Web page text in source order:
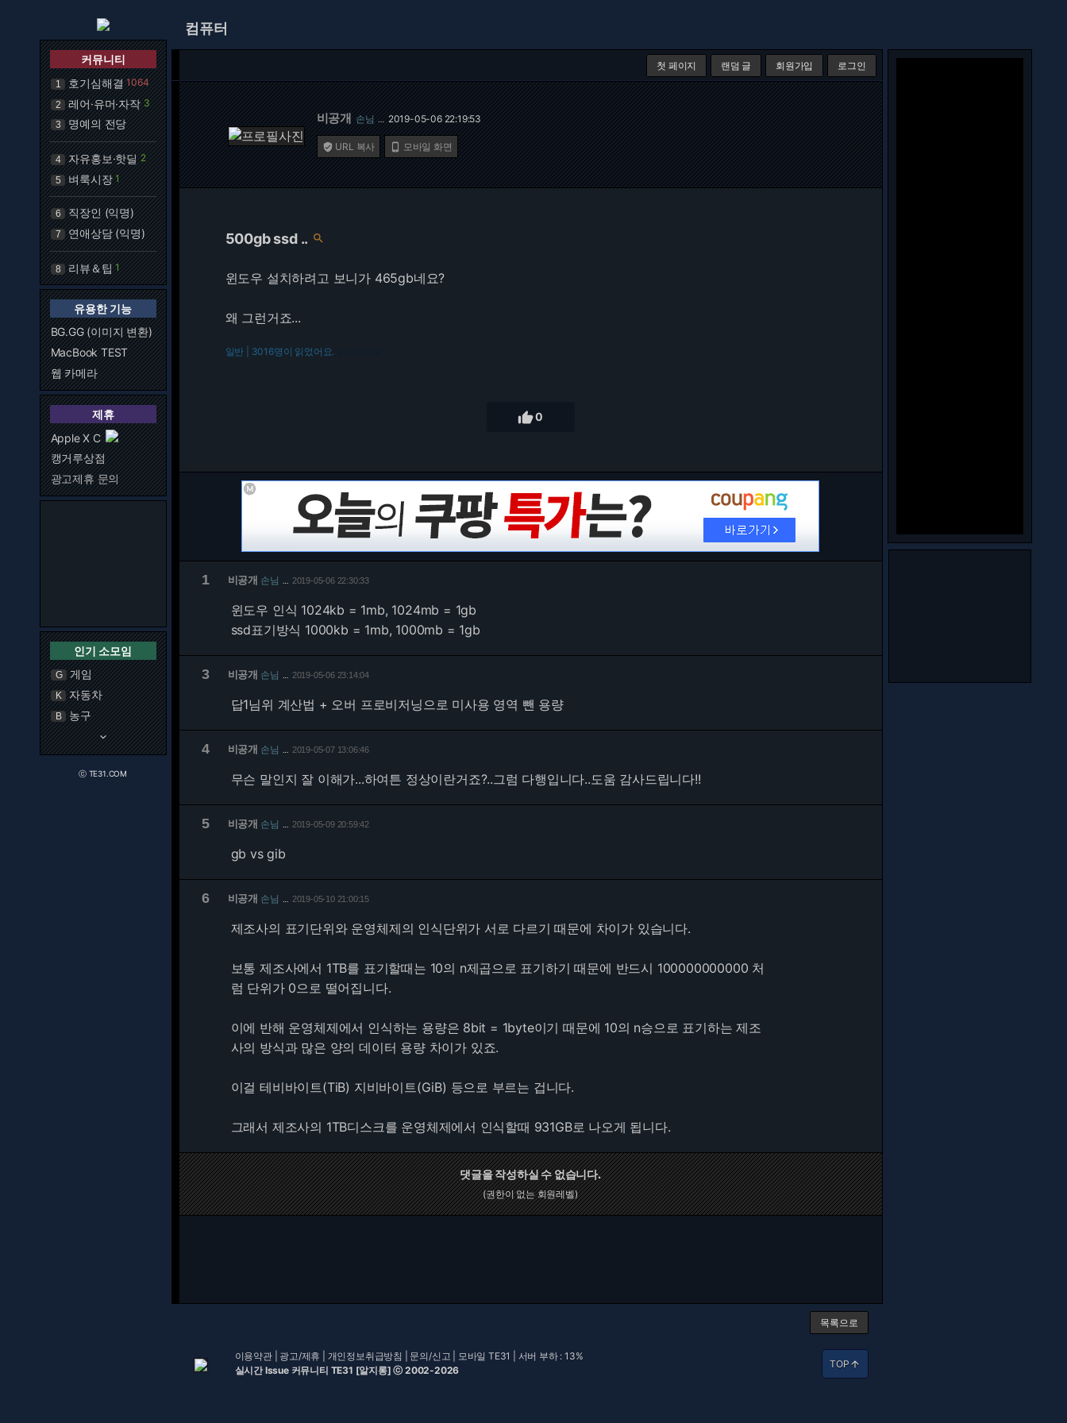
커뮤니티
1 호기심해결 1064
2 레어·유머·자작 3
3 명예의 전당
4 자유홍보·핫딜 2
5 벼룩시장 1
6 직장인 (익명)
7 연애상담 (익명)
8 리뷰＆팁 1
유용한 기능
BG.GG (이미지 변환)
MacBook TEST
웹 카메라
제휴
Apple X C
캥거루상점
광고제휴 문의
인기 소모임
G 게임
K 자동차
B 농구
keyboard_arrow_down
ⓒ TE31.COM
컴퓨터
첫 페이지 랜덤 글 회원가입 로그인
비공개 손님 … 2019-05-06 22:19:53
 URL 복사  모바일 화면
500gb ssd .. 
윈도우 설치하려고 보니가 465gb네요?
왜 그런거죠...
일반 | 3016명이 읽었어요.
0
1 비공개 손님 2019-05-06 22:30:33
윈도우 인식 1024kb = 1mb, 1024mb = 1gb
ssd표기방식 1000kb = 1mb, 1000mb = 1gb
3 비공개 손님 2019-05-06 23:14:04
답1님위 계산법 + 오버 프로비저닝으로 미사용 영역 뺀 용량
4 비공개 손님 2019-05-07 13:06:46
무슨 말인지 잘 이해가...하여튼 정상이란거죠?..그럼 다행입니다..도움 감사드립니다!!
5 비공개 손님 2019-05-09 20:59:42
gb vs gib
6 비공개 손님 2019-05-10 21:00:15
제조사의 표기단위와 운영체제의 인식단위가 서로 다르기 때문에 차이가 있습니다.
보통 제조사에서 1TB를 표기할때는 10의 n제곱으로 표기하기 때문에 반드시 100000000000 처
럼 단위가 0으로 떨어집니다.
이에 반해 운영체제에서 인식하는 용량은 8bit = 1byte이기 때문에 10의 n승으로 표기하는 제조
사의 방식과 많은 양의 데이터 용량 차이가 있죠.
이걸 테비바이트(TiB) 지비바이트(GiB) 등으로 부르는 겁니다.
그래서 제조사의 1TB디스크를 운영체제에서 인식할때 931GB로 나오게 됩니다.
댓글을 작성하실 수 없습니다.
(권한이 없는 회원레벨)
목록으로
이용약관| 광고/제휴 개인정보취급방침 문의/신고 모바일 TE31
| 서버 부하 : 13%
실시간 Issue 커뮤니티 TE31 [알지롱] ⓒ 2002-2026
TOP arrow_upward